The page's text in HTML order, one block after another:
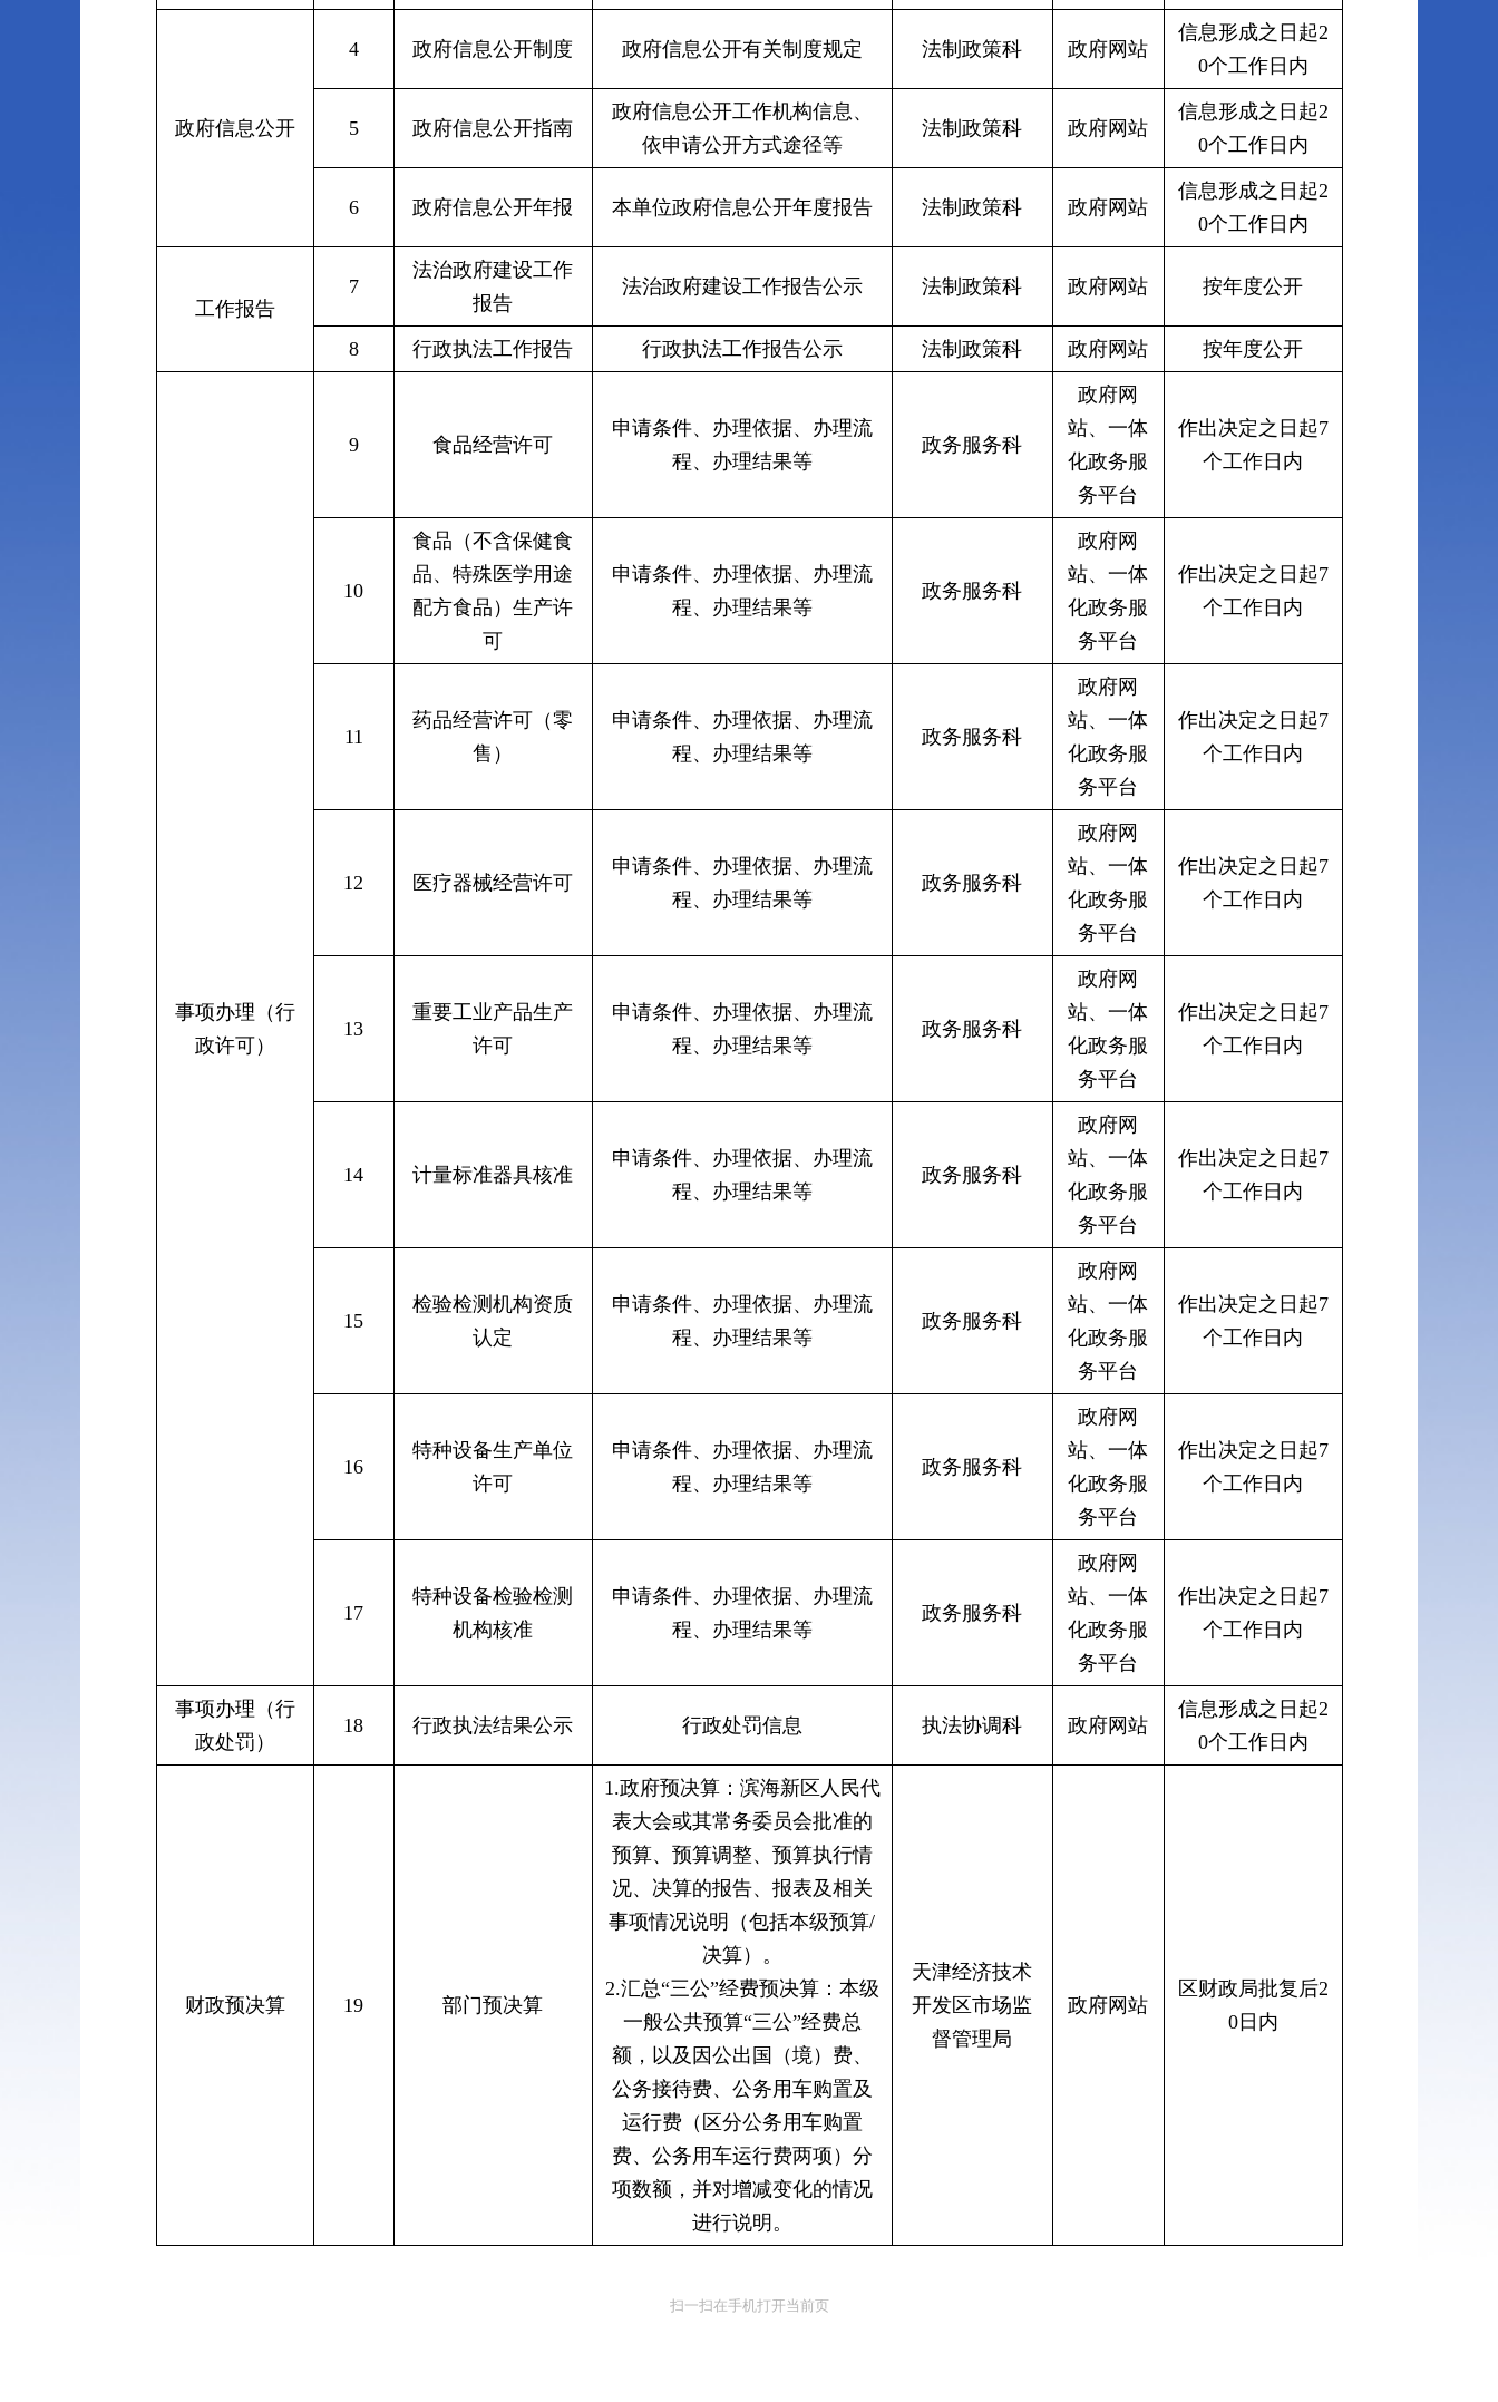
政府信息公开
4 政府信息公开制度 政府信息公开有关制度规定 法制政策科 政府网站
信息形成之日起2
0个工作日内
5 政府信息公开指南
政府信息公开工作机构信息、
依申请公开方式途径等
法制政策科 政府网站
信息形成之日起2
0个工作日内
6 政府信息公开年报 本单位政府信息公开年度报告 法制政策科 政府网站
信息形成之日起2
0个工作日内
工作报告
7
法治政府建设工作
报告
法治政府建设工作报告公示 法制政策科 政府网站 按年度公开
8 行政执法工作报告 行政执法工作报告公示 法制政策科 政府网站 按年度公开
事项办理（行
政许可）
9 食品经营许可
申请条件、办理依据、办理流
程、办理结果等
政务服务科
政府网
站、一体
化政务服
务平台
作出决定之日起7
个工作日内
10
食品（不含保健食
品、特殊医学用途
配方食品）生产许
可
申请条件、办理依据、办理流
程、办理结果等
政务服务科
政府网
站、一体
化政务服
务平台
作出决定之日起7
个工作日内
11
药品经营许可（零
售）
申请条件、办理依据、办理流
程、办理结果等
政务服务科
政府网
站、一体
化政务服
务平台
作出决定之日起7
个工作日内
12 医疗器械经营许可
申请条件、办理依据、办理流
程、办理结果等
政务服务科
政府网
站、一体
化政务服
务平台
作出决定之日起7
个工作日内
13
重要工业产品生产
许可
申请条件、办理依据、办理流
程、办理结果等
政务服务科
政府网
站、一体
化政务服
务平台
作出决定之日起7
个工作日内
14 计量标准器具核准
申请条件、办理依据、办理流
程、办理结果等
政务服务科
政府网
站、一体
化政务服
务平台
作出决定之日起7
个工作日内
15
检验检测机构资质
认定
申请条件、办理依据、办理流
程、办理结果等
政务服务科
政府网
站、一体
化政务服
务平台
作出决定之日起7
个工作日内
16
特种设备生产单位
许可
申请条件、办理依据、办理流
程、办理结果等
政务服务科
政府网
站、一体
化政务服
务平台
作出决定之日起7
个工作日内
17
特种设备检验检测
机构核准
申请条件、办理依据、办理流
程、办理结果等
政务服务科
政府网
站、一体
化政务服
务平台
作出决定之日起7
个工作日内
事项办理（行
政处罚）
18 行政执法结果公示 行政处罚信息 执法协调科 政府网站
信息形成之日起2
0个工作日内
财政预决算 19 部门预决算
1.政府预决算：滨海新区人民代
表大会或其常务委员会批准的
预算、预算调整、预算执行情
况、决算的报告、报表及相关
事项情况说明（包括本级预算/
决算）。
2.汇总“三公”经费预决算：本级
一般公共预算“三公”经费总
额，以及因公出国（境）费、
公务接待费、公务用车购置及
运行费（区分公务用车购置
费、公务用车运行费两项）分
项数额，并对增减变化的情况
进行说明。
天津经济技术
开发区市场监
督管理局
政府网站
区财政局批复后2
0日内
扫一扫在手机打开当前页